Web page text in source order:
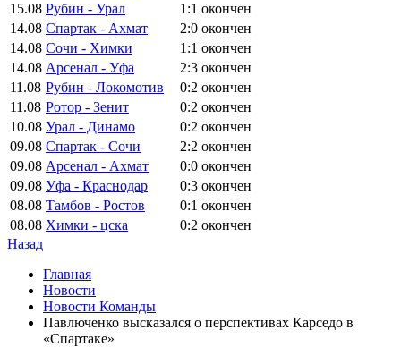
15.08 Рубин - Урал 1:1 окончен
14.08 Спартак - Ахмат 2:0 окончен
14.08 Сочи - Химки 1:1 окончен
14.08 Арсенал - Уфа 2:3 окончен
11.08 Рубин - Локомотив 0:2 окончен
11.08 Ротор - Зенит 0:2 окончен
10.08 Урал - Динамо 0:2 окончен
09.08 Спартак - Сочи 2:2 окончен
09.08 Арсенал - Ахмат 0:0 окончен
09.08 Уфа - Краснодар 0:3 окончен
08.08 Тамбов - Ростов 0:1 окончен
08.08 Химки - цска 0:2 окончен
Назад
Главная
Новости
Новости Команды
Павлюченко высказался о перспективах Карседо в
«Спартаке»